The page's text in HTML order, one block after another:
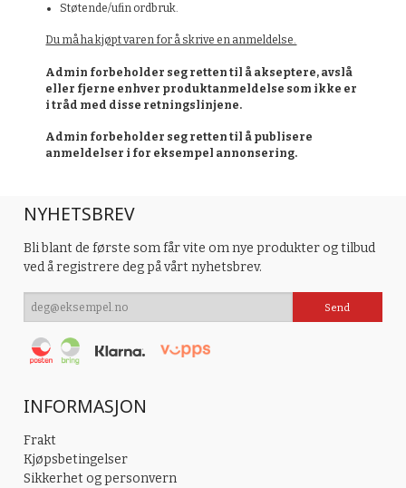
Støtende/ufin ordbruk.
Du må ha kjøpt varen for å skrive en anmeldelse.
Admin forbeholder seg retten til å akseptere, avslå
eller fjerne enhver produktanmeldelse som ikke er
i tråd med disse retningslinjene.
Admin forbeholder seg retten til å publisere
anmeldelser i for eksempel annonsering.
NYHETSBREV
Bli blant de første som får vite om nye produkter og tilbud
ved å registrere deg på vårt nyhetsbrev.
INFORMASJON
Frakt
Kjøpsbetingelser
Sikkerhet og personvern